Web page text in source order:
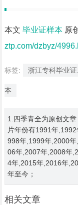
本文 毕业证样本原
ztp.com/dzbyz/
标签: 浙江专科毕业
本
1.四季青全为原创文
片年份有1991年
998年,1999年,2000
06年,2007年,2008年
4年,2015年,2016年
年至今；
相关文章